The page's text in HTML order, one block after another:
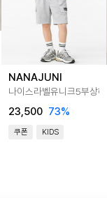
NANAJUNI
나이스라벨유니크5부상
23,500 73%
쿠폰 KIDS